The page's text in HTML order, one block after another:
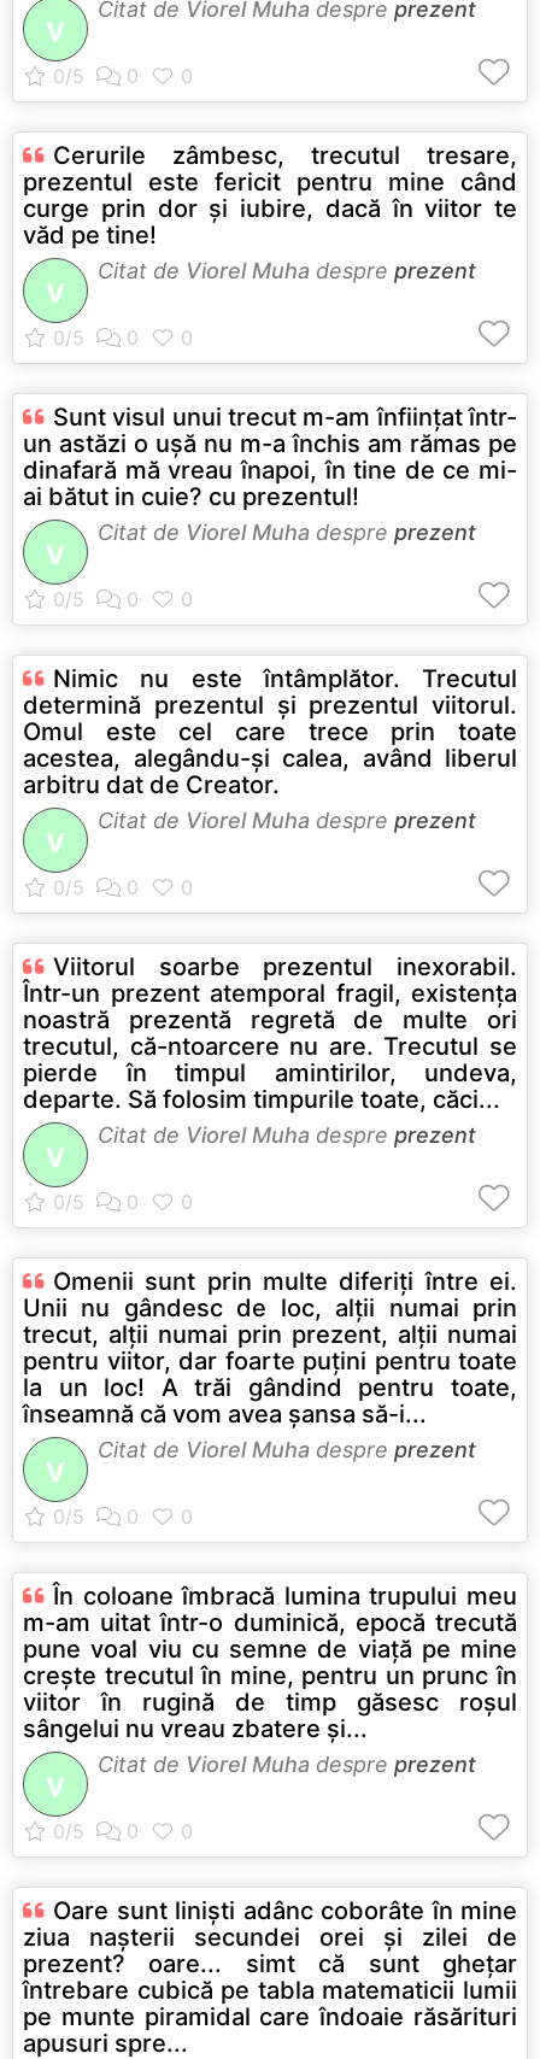
V
Citat de Viorel Muha despre prezent
Cerurile zâmbesc, trecutul tresare,
prezentul este fericit pentru mine când
curge prin dor şi iubire, dacă în viitor te
văd pe tine!
V
Citat de Viorel Muha despre prezent
Sunt visul unui trecut m-am înfiinţat într-
un astăzi o uşă nu m-a închis am rămas pe
dinafară mă vreau înapoi, în tine de ce mi-
ai bătut in cuie? cu prezentul!
V
Citat de Viorel Muha despre prezent
Nimic nu este întâmplător. Trecutul
determină prezentul şi prezentul viitorul.
Omul este cel care trece prin toate
acestea, alegându-şi calea, având liberul
arbitru dat de Creator.
V
Citat de Viorel Muha despre prezent
Viitorul soarbe prezentul inexorabil.
Într-un prezent atemporal fragil, existenţa
noastră prezentă regretă de multe ori
trecutul, că-ntoarcere nu are. Trecutul se
pierde în timpul amintirilor, undeva,
departe. Să folosim timpurile toate, căci...
V
Citat de Viorel Muha despre prezent
Omenii sunt prin multe diferiţi între ei.
Unii nu gândesc de loc, alţii numai prin
trecut, alţii numai prin prezent, alţii numai
pentru viitor, dar foarte puţini pentru toate
la un loc! A trăi gândind pentru toate,
înseamnă că vom avea şansa să-i...
V
Citat de Viorel Muha despre prezent
În coloane îmbracă lumina trupului meu
m-am uitat într-o duminică, epocă trecută
pune voal viu cu semne de viaţă pe mine
creşte trecutul în mine, pentru un prunc în
viitor în rugină de timp găsesc roşul
sângelui nu vreau zbatere şi...
V
Citat de Viorel Muha despre prezent
Oare sunt linişti adânc coborâte în mine
ziua naşterii secundei orei şi zilei de
prezent? oare... simt că sunt gheţar
întrebare cubică pe tabla matematicii lumii
pe munte piramidal care îndoaie răsărituri
apusuri spre...